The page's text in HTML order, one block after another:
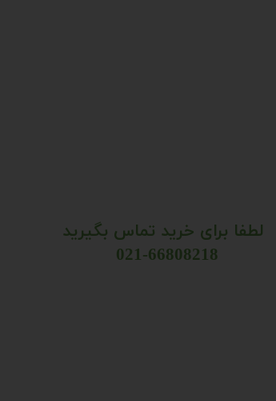
لطفا برای خرید تماس بگیرید